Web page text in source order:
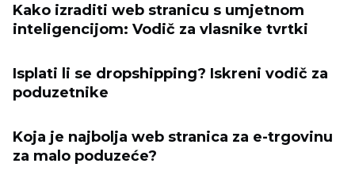
Kako izraditi web stranicu s umjetnom
inteligencijom: Vodič za vlasnike tvrtki
Isplati li se dropshipping? Iskreni vodič za
poduzetnike
Koja je najbolja web stranica za e-trgovinu
za malo poduzeće?